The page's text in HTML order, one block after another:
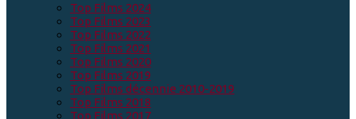
Top Films 2024
Top Films 2023
Top Films 2022
Top Films 2021
Top Films 2020
Top Films 2019
Top Films décennie 2010-2019
Top Films 2018
Top Films 2017